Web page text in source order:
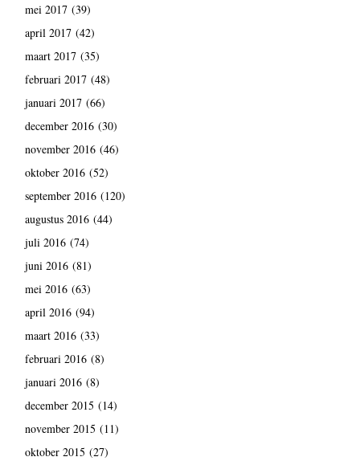
mei 2017(39)
april 2017(42)
maart 2017(35)
februari 2017(48)
januari 2017(66)
december 2016(30)
november 2016(46)
oktober 2016(52)
september 2016(120)
augustus 2016(44)
juli 2016(74)
juni 2016(81)
mei 2016(63)
april 2016(94)
maart 2016(33)
februari 2016(8)
januari 2016(8)
december 2015 (14)
november 2015 (11)
oktober 2015 (27)